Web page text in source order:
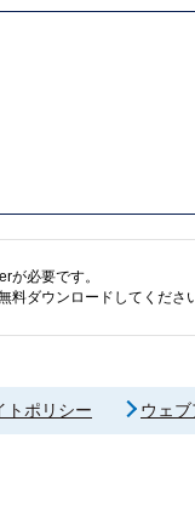
が必要です。
ダウンロードしてくださ
トポリシー ウェ